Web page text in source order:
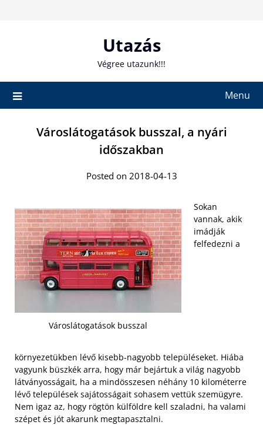
Utazás
Végree utazunk!!!
Menu
Városlátogatások busszal, a nyári
időszakban
Posted on 2018-04-13
Városlátogatások busszal
Sokan
vannak, akik
imádják
felfedezni a
környezetükben lévő kisebb-nagyobb településeket. Hiába
vagyunk büszkék arra, hogy már bejártuk a világ nagyobb
látványosságait, ha a mindösszesen néhány 10 kilométerre
lévő települések sajátosságait sohasem vettük szemügyre.
Nem igaz az, hogy rögtön külföldre kell szaladni, ha valami
szépet és jót akarunk megtapasztalni.